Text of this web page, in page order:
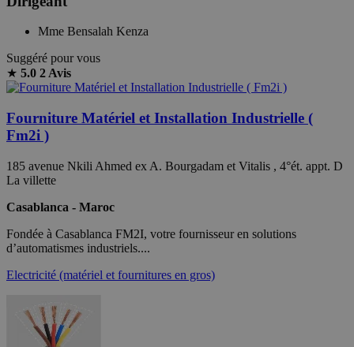
Mme Bensalah Kenza
Suggéré pour vous
★ 5.0 2 Avis
Fourniture Matériel et Installation Industrielle (
Fm2i )
185 avenue Nkili Ahmed ex A. Bourgadam et Vitalis , 4°ét. appt. D
La villette
Casablanca - Maroc
Fondée à Casablanca FM2I, votre fournisseur en solutions
d’automatismes industriels....
Electricité (matériel et fournitures en gros)